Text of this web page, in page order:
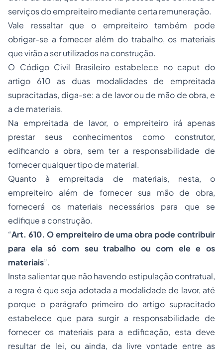
serviços do empreiteiro mediante certa remuneração.
Vale ressaltar que o empreiteiro também pode
obrigar-se a fornecer além do trabalho, os materiais
que virão a ser utilizados na construção.
O Código Civil Brasileiro estabelece no caput do
artigo 610 as duas modalidades de empreitada
supracitadas, diga-se: a de lavor ou de mão de obra, e
a de materiais.
Na empreitada de lavor, o empreiteiro irá apenas
prestar seus conhecimentos como construtor,
edificando a obra, sem ter a responsabilidade de
fornecer qualquer tipo de material.
Quanto à empreitada de materiais, nesta, o
empreiteiro além de fornecer sua mão de obra,
fornecerá os materiais necessários para que se
edifique a construção.
“Art. 610. O empreiteiro de uma obra pode contribuir
para ela só com seu trabalho ou com ele e os
materiais”.
Insta salientar que não havendo estipulação contratual,
a regra é que seja adotada a modalidade de lavor, até
porque o parágrafo primeiro do artigo supracitado
estabelece que para surgir a responsabilidade de
fornecer os materiais para a edificação, esta deve
resultar de lei, ou ainda, da livre vontade entre as